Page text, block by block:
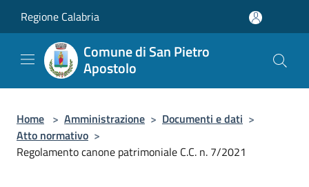
Regione Calabria
Comune di San Pietro
Apostolo
Home > Amministrazione > Documenti e dati >
Atto normativo >
Regolamento canone patrimoniale C.C. n. 7/2021